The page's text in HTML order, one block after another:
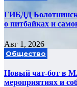
ГИБДД
о питбайках и
Авг 1, 2026
Общество
Новый чат-бот в
мероприятиях и